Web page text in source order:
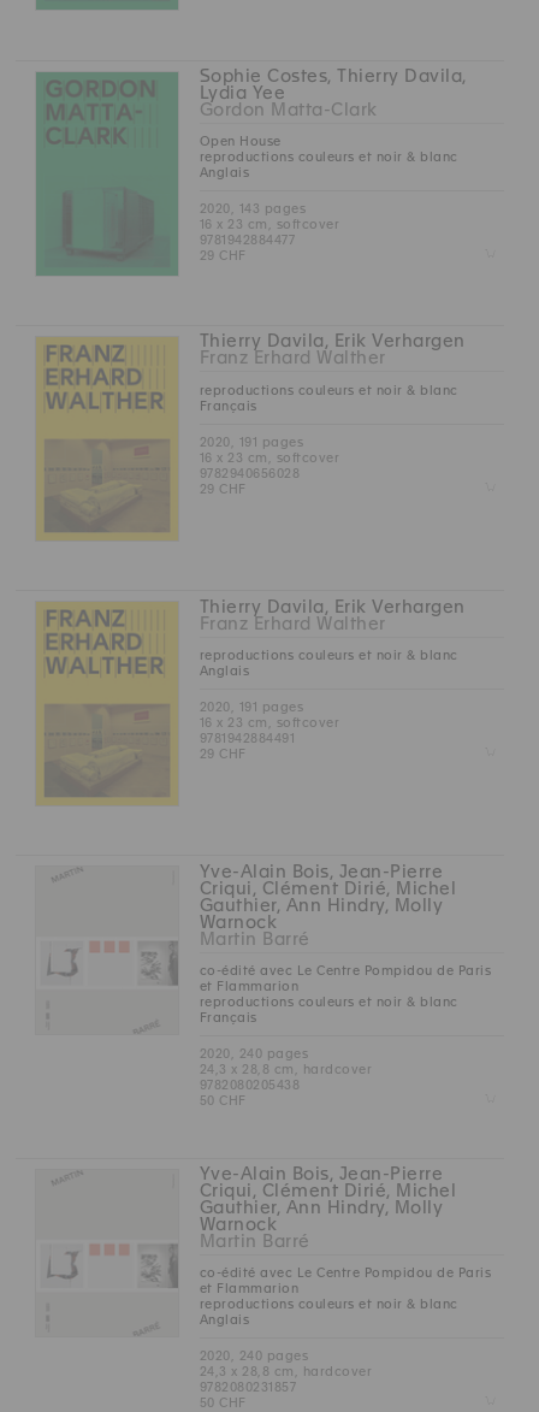
Sophie Costes, Thierry Davila,
Lydia Yee
Gordon Matta-Clark
Open House
reproductions couleurs et noir & blanc
Anglais
2020, 143 pages
16 x 23 cm, softcover
9781942884477
29 CHF
Thierry Davila, Erik Verhargen
Franz Erhard Walther
reproductions couleurs et noir & blanc
Français
2020, 191 pages
16 x 23 cm, softcover
9782940656028
29 CHF
Thierry Davila, Erik Verhargen
Franz Erhard Walther
reproductions couleurs et noir & blanc
Anglais
2020, 191 pages
16 x 23 cm, softcover
9781942884491
29 CHF
Yve-Alain Bois, Jean-Pierre
Criqui, Clément Dirié, Michel
Gauthier, Ann Hindry, Molly
Warnock
Martin Barré
co-édité avec Le Centre Pompidou de Paris
et Flammarion
reproductions couleurs et noir & blanc
Français
2020, 240 pages
24,3 x 28,8 cm, hardcover
9782080205438
50 CHF
Yve-Alain Bois, Jean-Pierre
Criqui, Clément Dirié, Michel
Gauthier, Ann Hindry, Molly
Warnock
Martin Barré
co-édité avec Le Centre Pompidou de Paris
et Flammarion
reproductions couleurs et noir & blanc
Anglais
2020, 240 pages
24,3 x 28,8 cm, hardcover
9782080231857
50 CHF